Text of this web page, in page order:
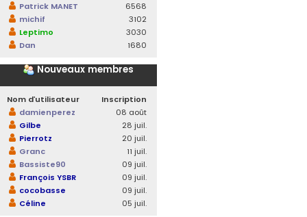
Patrick MANET
6568
michif
3102
Leptimo
3030
Dan
1680
Nouveaux membres
Nom d’utilisateur
Inscription
damienperez
08 août
Gilbe
28 juil.
Pierrotz
20 juil.
Granc
11 juil.
Bassiste90
09 juil.
François YSBR
09 juil.
cocobasse
09 juil.
Céline
05 juil.